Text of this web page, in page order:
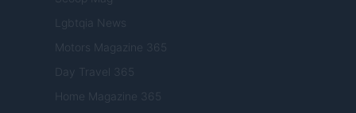
Lgbtqia News
Motors Magazine 365
Day Travel 365
Home Magazine 365